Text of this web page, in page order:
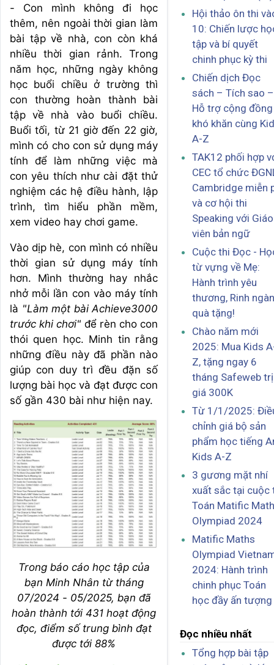
- Con mình không đi học
thêm, nên ngoài thời gian làm
bài tập về nhà, con còn khá
nhiều thời gian rảnh. Trong
năm học, những ngày không
học buổi chiều ở trường thì
con thường hoàn thành bài
tập về nhà vào buổi chiều.
Buổi tối, từ 21 giờ đến 22 giờ,
mình có cho con sử dụng máy
tính để làm những việc mà
con yêu thích như cài đặt thử
nghiệm các hệ điều hành, lập
trình, tìm hiểu phần mềm,
xem video hay chơi game.
Vào dịp hè, con mình có nhiều
thời gian sử dụng máy tính
hơn. Mình thường hay nhắc
nhở mỗi lần con vào máy tính
là "Làm một bài Achieve3000
trước khi chơi" để rèn cho con
thói quen học. Minh tin rằng
những điều này đã phần nào
giúp con duy trì đều đặn số
lượng bài học và đạt được con
số gần 430 bài như hiện nay.
Trong báo cáo học tập của
bạn Minh Nhân từ tháng
07/2024 - 05/2025, bạn đã
hoàn thành tới 431 hoạt động
đọc, điểm số trung bình đạt
được tới 88%
Hội thảo ôn thi
10: Chiến lược
tập và bí quyết
chinh phục kỳ thi
Chiến dịch Đọc
sách – Tích sao –
Hỗ trợ cộng đồng
khó khăn cùng
A-Z
TAK12 phối hợp
CEC tổ chức
Cambridge miễn
và cơ hội thi
Speaking với Giáo
viên bản ngữ
Cuộc thi Đọc -
từ vựng về Mẹ:
Hành trình yêu
thương, Rinh ngàn
quà tặng!
Chào năm mới
2025: Mua Kids
Z, tặng ngay 6
tháng Safeweb trị
giá 300K
Từ 1/1/2025:
chỉnh giá bộ sản
phẩm học tiếng
Kids A-Z
3 gương mặt nhí
xuất sắc tại cuộc
Toán Matific
Olympiad 2024
Matific Maths
Olympiad
2024: Hành trình
chinh phục Toán
học đầy ấn tượng
Đọc nhiều nhất
Tổng hợp bài tập